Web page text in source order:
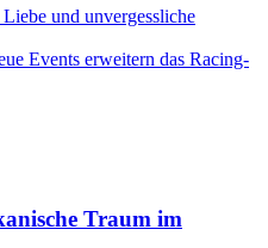
und unvergessliche
Events erweitern das Racing-
Traum im